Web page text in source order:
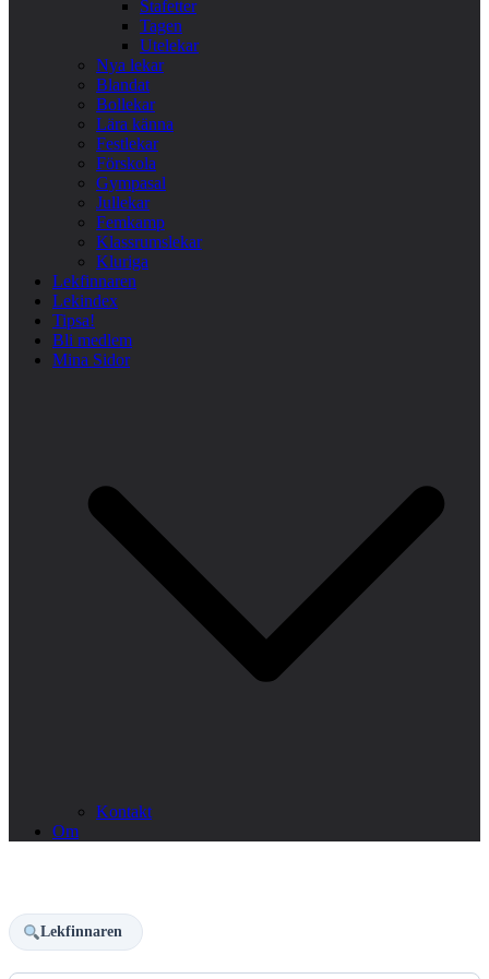
Stafetter
Tagen
Utelekar
Nya lekar
Blandat
Bollekar
Lära känna
Festlekar
Förskola
Gympasal
Jullekar
Femkamp
Klassrumslekar
Kluriga
Lekfinnaren
Lekindex
Tipsa!
Bli medlem
Mina Sidor
Kontakt
Om
Lekfinnaren